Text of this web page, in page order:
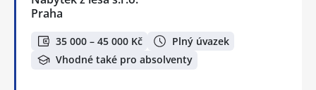
Praha
35 000 – 45 000 Kč
Plný úvazek
Vhodné také pro absolventy